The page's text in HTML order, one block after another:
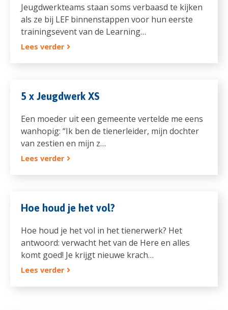
Jeugdwerkteams staan soms verbaasd te kijken
als ze bij LEF binnenstappen voor hun eerste
trainingsevent van de Learning…
Lees verder
5 x Jeugdwerk XS
Een moeder uit een gemeente vertelde me eens
wanhopig: “Ik ben de tienerleider, mijn dochter
van zestien en mijn z…
Lees verder
Hoe houd je het vol?
Hoe houd je het vol in het tienerwerk? Het
antwoord: verwacht het van de Here en alles
komt goed! Je krijgt nieuwe krach…
Lees verder